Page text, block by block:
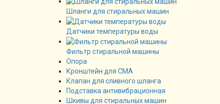
Шланги для стиральных машин
Датчики температуры воды
Фильтр стиральной машины
Опора
Кронштейн для СМА
Клапан для сливного шланга
Подставка антивибрационная
Шкивы для стиральных машин